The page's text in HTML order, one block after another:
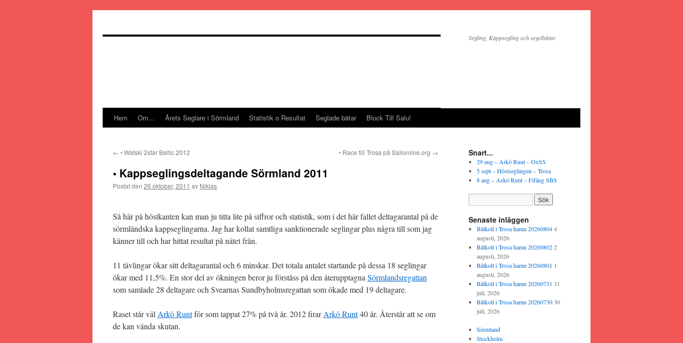
innehåll
Segling, Kappsegling och segelbåtar.
Hem Om… Årets Seglare i Sörmland Statistik o Resultat Seglade båtar Block Till Salu!
← • Watski 2star Baltic 2012 • Race till Trosa på Sailonline.org →
• Kappseglingsdeltagande Sörmland 2011
Postat den 26 oktober, 2011 av Niklas
Så här på höstkanten kan man ju titta lite på siffror och statistik, som i det här fallet deltagarantal på de
sörmländska kappseglingarna. Jag har kollat samtliga sanktionerade seglingar plus några till som jag
känner till och har hittat resultat på nätet från.
11 tävlingar ökar sitt deltagarantal och 6 minskar. Det totala antalet startande på dessa 18 seglingar
ökar med 11,5%. En stor del av ökningen beror ju förståss på den återupptagna Sörmlandsregattan
som samlade 28 deltagare och Svearnas Sundbyholmsregattan som ökade med 19 deltagare.
Raset står väl Arkö Runtför som tappat 27% på två år. 2012 firarArkö Runt40 år. Återstår att se om
de kan vända skutan.
Snart...
29 aug – Arkö Runt – OxSS
5 sept – Höstseglingen – Trosa
8 aug – Askö Runt – Fifång SBS
Senaste inläggen
Båtkoll i Trosa hamn 20260804 4
augusti, 2026
Båtkoll i Trosa hamn 20260802 2
augusti, 2026
Båtkoll i Trosa hamn 20260801 1
augusti, 2026
Båtkoll i Trosa hamn 20260731 31
juli, 2026
Båtkoll i Trosa hamn 20260730 30
juli, 2026
Sörmland
Stockholm